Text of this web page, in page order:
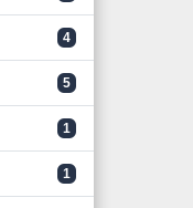
4
5
1
1